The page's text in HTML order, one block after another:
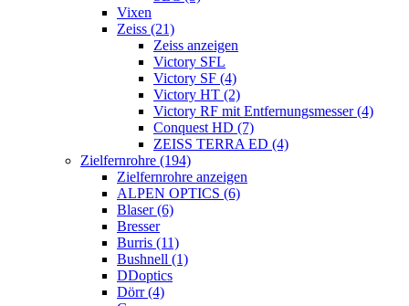
Vixen
Zeiss (21)
Zeiss anzeigen
Victory SFL
Victory SF (4)
Victory HT (2)
Victory RF mit Entfernungsmesser (4)
Conquest HD (7)
ZEISS TERRA ED (4)
Zielfernrohre (194)
Zielfernrohre anzeigen
ALPEN OPTICS (6)
Blaser (6)
Bresser
Burris (11)
Bushnell (1)
DDoptics
Dörr (4)